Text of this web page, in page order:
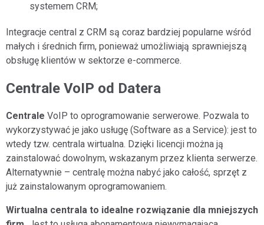
systemem CRM;
Integracje central z CRM są coraz bardziej popularne wśród
małych i średnich firm, ponieważ umożliwiają sprawniejszą
obsługę klientów w sektorze e-commerce.
Centrale VoIP od Datera
Centrale VoIP to oprogramowanie serwerowe. Pozwala to
wykorzystywać je jako usługę (Software as a Service): jest to
wtedy tzw. centrala wirtualna. Dzięki licencji można ją
zainstalować dowolnym, wskazanym przez klienta serwerze.
Alternatywnie – centralę można nabyć jako całość, sprzęt z
już zainstalowanym oprogramowaniem.
Wirtualna centrala to idealne rozwiązanie dla mniejszych